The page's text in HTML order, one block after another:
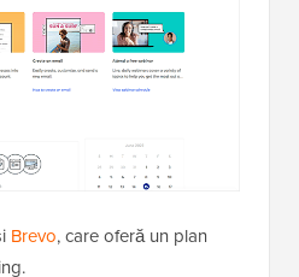
Brevo, care oferă un plan